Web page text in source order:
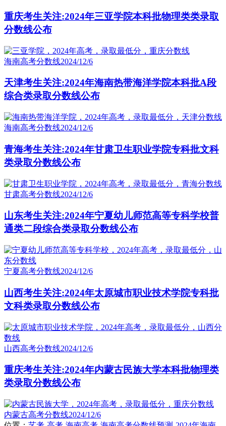
重庆考生关注:2024年三亚学院本科批物理类类录取
分数线公布
海南高考分数线2024/12/6
天津考生关注:2024年海南热带海洋学院本科批A段
综合类录取分数线公布
海南高考分数线2024/12/6
青海考生关注:2024年甘肃卫生职业学院专科批文科
类录取分数线公布
甘肃高考分数线2024/12/6
山东考生关注:2024年宁夏幼儿师范高等专科学校普
通类二段综合类录取分数线公布
宁夏高考分数线2024/12/6
山西考生关注:2024年太原城市职业技术学院专科批
文科类录取分数线公布
山西高考分数线2024/12/6
重庆考生关注:2024年内蒙古民族大学本科批物理类
类录取分数线公布
内蒙古高考分数线2024/12/6